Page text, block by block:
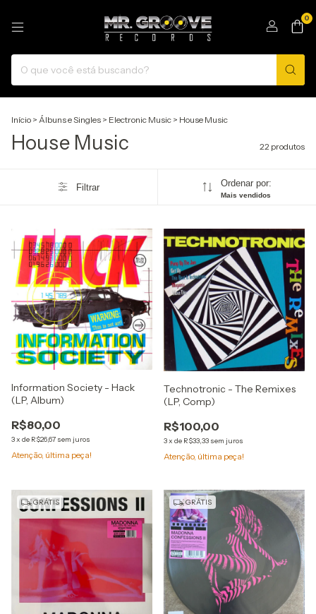
0
Início > Álbuns e Singles > Electronic Music > House Music
House Music 22 produtos
Filtrar Ordenar por:
Mais vendidos
Information Society - Hack
(LP, Album)
R$80,00
3x de R$26,67 sem juros
Atenção, última peça!
Technotronic - The Remixes
(LP, Comp)
R$100,00
3x de R$33,33 sem juros
Atenção, última peça!
GRÁTIS GRÁTIS